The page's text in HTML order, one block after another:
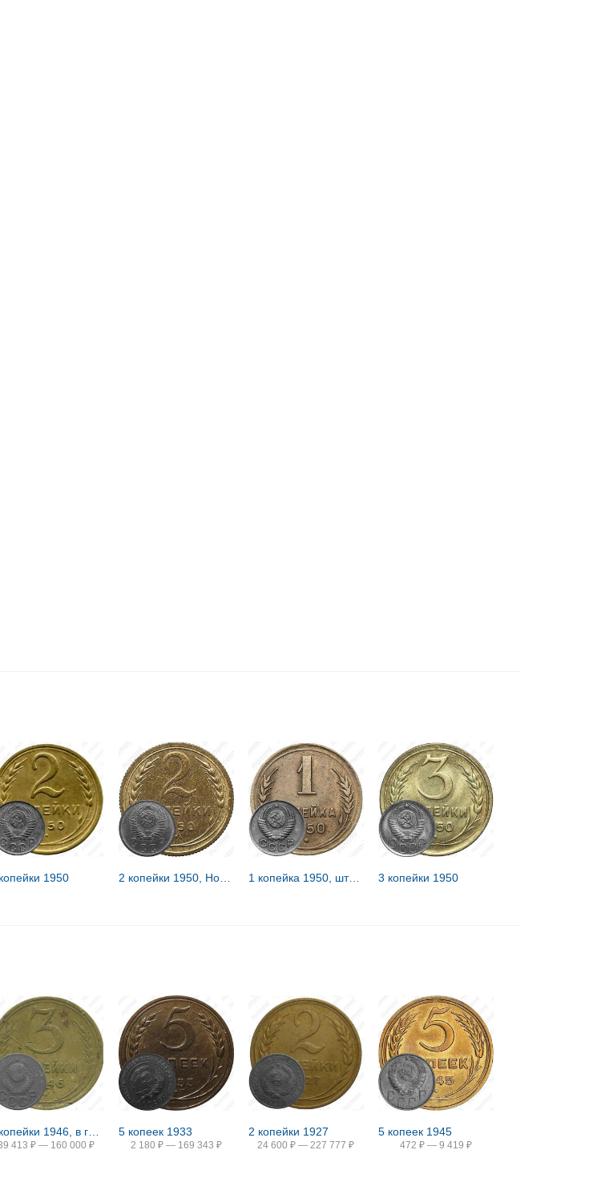
1950 2 копейки 1950, Новодел 1 копейка 1950, штемпель 3Б 3 копейки 1950
3 копейки 1946, в гербе 16 лент (герб 1948 года)
413 ₽ — 160 000 ₽
5 копеек 1933
2 180 ₽ — 169 343 ₽
2 копейки 1927
24 600 ₽ — 227 777 ₽
5 копеек 1945
472 ₽ — 9 419 ₽